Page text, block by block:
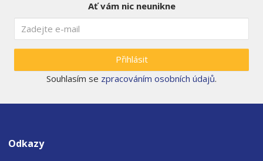
Ať vám nic neunikne
Přihlásit
Souhlasím se zpracováním osobních údajů.
Odkazy